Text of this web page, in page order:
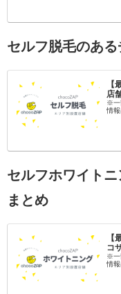
セルフ脱毛のあ
【
店
※一
情
セルフホワイト
まとめ
【
コ
※一
情